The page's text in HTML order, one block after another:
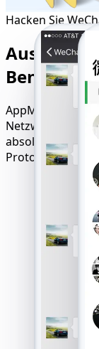
Hacken Sie
Ausnutzen
AppMessenger
Netzwerken und
absolute
Protokolle und